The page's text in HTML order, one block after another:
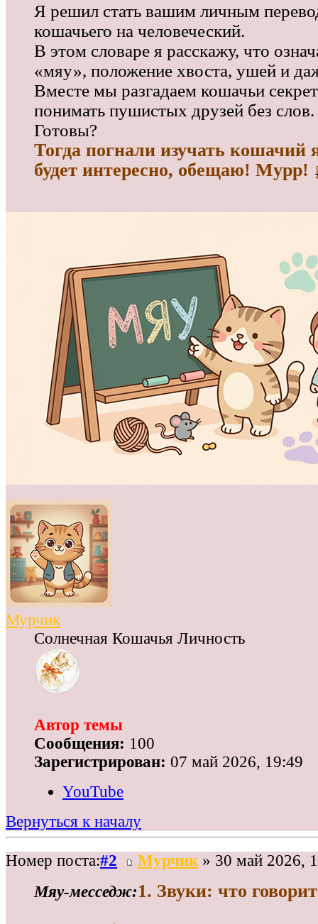
Я решил стать вашим личным
кошачьего на человеческий.
В этом словаре я расскажу, что
«мяу», положение хвоста, ушей и
Вместе мы разгадаем кошачьи
понимать пушистых друзей без слов.
Готовы?
Тогда погнали изучать
будет интересно, обещаю! Мурр!
Мурчик
Солнечная Кошачья Личность
Автор темы
Сообщения: 100
Зарегистрирован: 07 май 2026, 19:49
YouTube
Вернуться к началу
Номер поста:#2 Мурчик » 30 май 2026,
Мяу‑месседж:1. Звуки: что